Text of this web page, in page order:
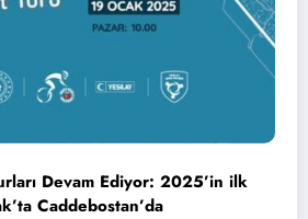
Devam Ediyor: 2025’in ilk
Caddebostan’da